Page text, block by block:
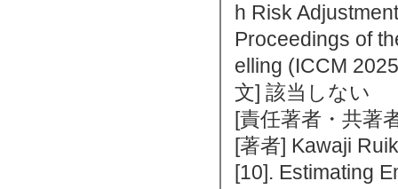
h Risk
Proceedings of
elling (ICCM
文] 該当しない
[責任著者・共著
[著者] Kawaji
[10]. Estimating